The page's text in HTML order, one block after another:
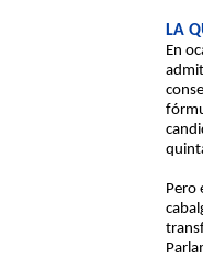
LA
En
Pero